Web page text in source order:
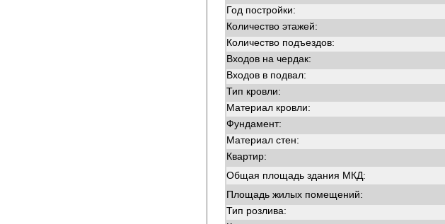
Год постройки:
Количество этажей:
Количество подъездов:
Входов на чердак:
Входов в подвал:
Тип кровли:
Материал кровли:
Фундамент:
Материал стен:
Квартир:
Общая площадь здания МКД:
Площадь жилых помещений:
Тип розлива: